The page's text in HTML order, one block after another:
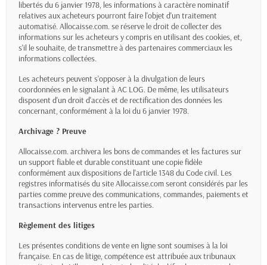
libertés du 6 janvier 1978, les informations à caractère nominatif
relatives aux acheteurs pourront faire l'objet d'un traitement
automatisé. Allocaisse.com. se réserve le droit de collecter des
informations sur les acheteurs y compris en utilisant des cookies, et,
s'il le souhaite, de transmettre à des partenaires commerciaux les
informations collectées.
Les acheteurs peuvent s'opposer à la divulgation de leurs
coordonnées en le signalant à AC LOG. De même, les utilisateurs
disposent d'un droit d'accès et de rectification des données les
concernant, conformément à la loi du 6 janvier 1978.
Archivage ? Preuve
Allocaisse.com. archivera les bons de commandes et les factures sur
un support fiable et durable constituant une copie fidèle
conformément aux dispositions de l'article 1348 du Code civil. Les
registres informatisés du site Allocaisse.com seront considérés par les
parties comme preuve des communications, commandes, paiements et
transactions intervenus entre les parties.
Règlement des litiges
Les présentes conditions de vente en ligne sont soumises à la loi
française. En cas de litige, compétence est attribuée aux tribunaux